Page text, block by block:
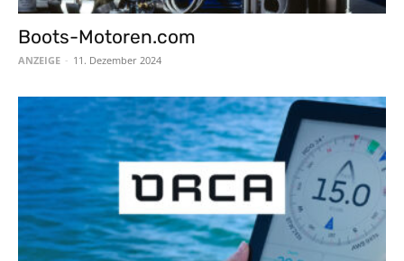
Boots-Motoren.com
ANZEIGE - 11. Dezember 2024